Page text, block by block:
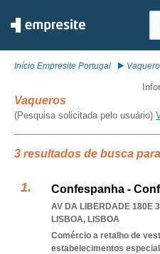
Início Empresite Portugal
Vaqueros
(Pesquisa solicitada pelo usuário)
3 resultados de busca
Confespanha -
AV DA LIBERDADE 180E
LISBOA, LISBOA
Comércio a retalho de
estabelecimentos